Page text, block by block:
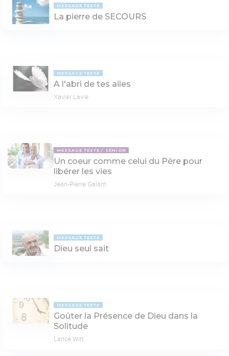
MESSAGE TEXTE
La pierre de SECOURS
MESSAGE TEXTE
A l'abri de tes ailes
Xavier Lavie
MESSAGE TEXTE SÉNIOR
Un coeur comme celui du Père pour
libérer les vies
Jean-Pierre Galant
MESSAGE TEXTE
Dieu seul sait
MESSAGE TEXTE
Goûter la Présence de Dieu dans la
Solitude
Lance Witt